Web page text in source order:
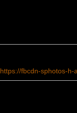
https://fbcdn-sphotos-